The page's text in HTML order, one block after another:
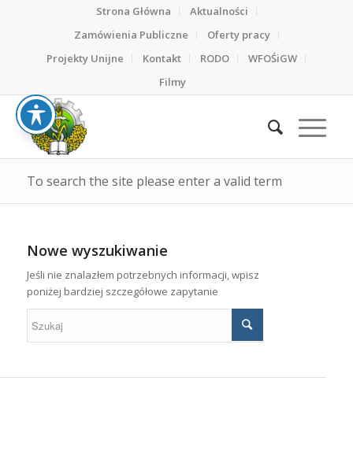
Strona Główna
Aktualności
Zamówienia Publiczne
Oferty pracy
Projekty Unijne
Kontakt RODO
WFOŚiGW
Filmy
To search the site please enter a valid term
Nowe wyszukiwanie
Jeśli nie znalazłem potrzebnych informacji, wpisz
poniżej bardziej szczegółowe zapytanie